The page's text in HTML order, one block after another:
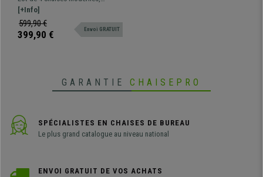
Ergonomique Rembourrée,
Empilable, Noir
rembourrées et revêtues de tissu
pour un confort maximal.
Disponible en deux couleurs.
[+Info]
599,90 €
399,90 € Envoi GRATUIT
GARANTIE CHAISEPRO
SPÉCIALISTES EN CHAISES DE BUREAU
Le plus grand catalogue au niveau national
ENVOI GRATUIT DE VOS ACHATS